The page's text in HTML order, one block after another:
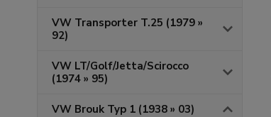
VW Transporter T.25 (1979 »
92)
VW LT/Golf/Jetta/Scirocco
(1974 » 95)
VW Brouk Typ 1 (1938 » 03)